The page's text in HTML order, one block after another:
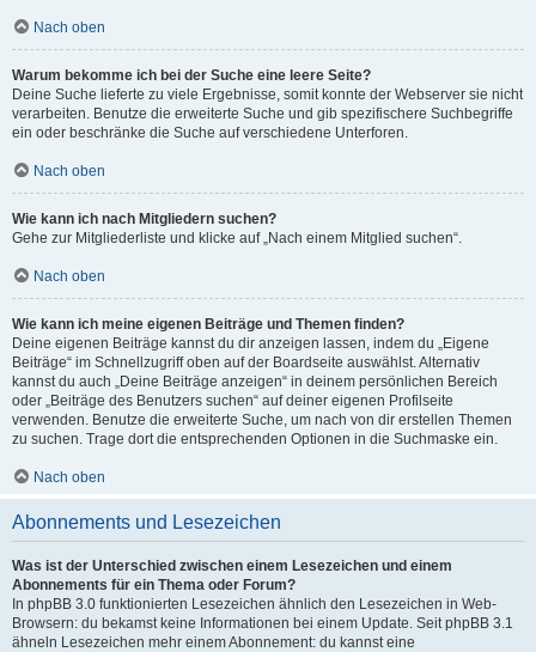
Nach oben
Warum bekomme ich bei der Suche eine leere Seite?
Deine Suche lieferte zu viele Ergebnisse, somit konnte der Webserver sie nicht
verarbeiten. Benutze die erweiterte Suche und gib spezifischere Suchbegriffe
ein oder beschränke die Suche auf verschiedene Unterforen.
Nach oben
Wie kann ich nach Mitgliedern suchen?
Gehe zur Mitgliederliste und klicke auf „Nach einem Mitglied suchen“.
Nach oben
Wie kann ich meine eigenen Beiträge und Themen finden?
Deine eigenen Beiträge kannst du dir anzeigen lassen, indem du „Eigene
Beiträge“ im Schnellzugriff oben auf der Boardseite auswählst. Alternativ
kannst du auch „Deine Beiträge anzeigen“ in deinem persönlichen Bereich
oder „Beiträge des Benutzers suchen“ auf deiner eigenen Profilseite
verwenden. Benutze die erweiterte Suche, um nach von dir erstellen Themen
zu suchen. Trage dort die entsprechenden Optionen in die Suchmaske ein.
Nach oben
Abonnements und Lesezeichen
Was ist der Unterschied zwischen einem Lesezeichen und einem
Abonnements für ein Thema oder Forum?
In phpBB 3.0 funktionierten Lesezeichen ähnlich den Lesezeichen in Web-
Browsern: du bekamst keine Informationen bei einem Update. Seit phpBB 3.1
ähneln Lesezeichen mehr einem Abonnement: du kannst eine